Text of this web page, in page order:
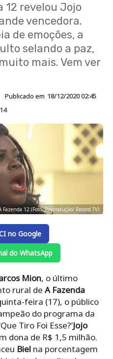
12 revelou Jojo
vencedora.
de emoções, a
selando a paz,
mais. Vem ver
Publicado em 18/12/2020 02:45
Fazenda 12 (Foto: Reprodução/ Record TV)
no Google
do WhatsApp
Mion, o último
rural de A Fazenda
feira (17), o público
do programa da
Tiro Foi Esse?’Jojo
dona de R$ 1,5 milhão.
Biel na porcentagem